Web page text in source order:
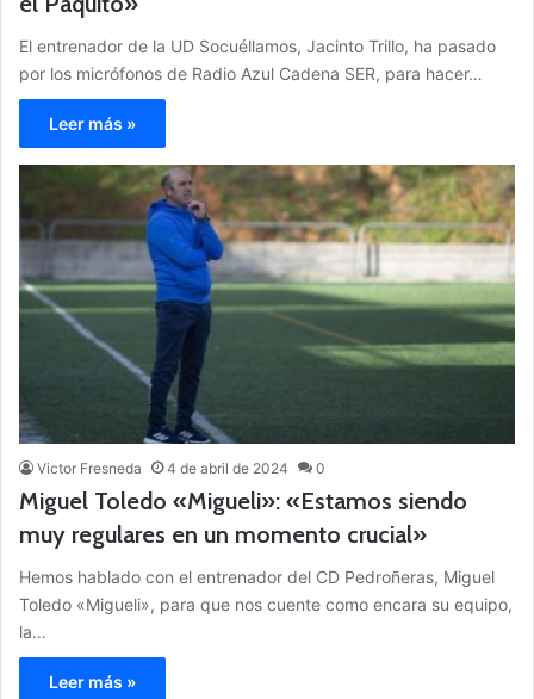
El entrenador de la UD Socuéllamos, Jacinto Trillo, ha pasado
por los micrófonos de Radio Azul Cadena SER, para hacer…
Leer más »
Victor Fresneda 4 de abril de 2024 0
Miguel Toledo «Migueli»: «Estamos siendo
muy regulares en un momento crucial»
Hemos hablado con el entrenador del CD Pedroñeras, Miguel
Toledo «Migueli», para que nos cuente como encara su equipo,
la…
Leer más »